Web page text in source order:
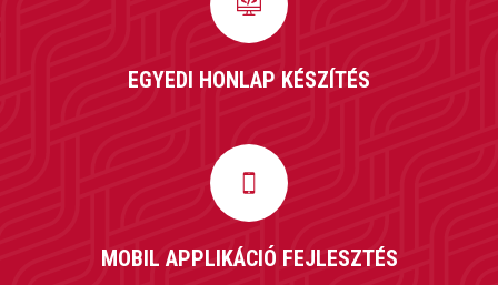
EGYEDI HONLAP KÉSZÍTÉS
MOBIL APPLIKÁCIÓ FEJLESZTÉS